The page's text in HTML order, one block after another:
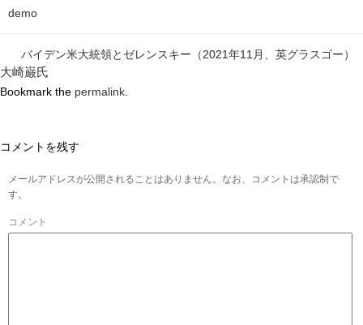
demo
バイデン米大統領とゼレンスキー（2021年11月、英グラスゴー）
大崎巌氏
Bookmark the permalink
コメントを残す
メールアドレスが公開されることはありません。なお、コメントは承認制で
す。
コメント